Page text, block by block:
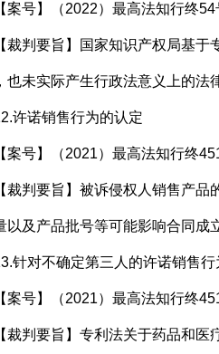
号】（2022）最高法知行终54
要旨】国家知识产权局基于专
也未实际产生行政法意义上的法
诺销售行为的认定
号】（2021）最高法知行终
要旨】被诉侵权人销售产品的
以及产品批号等可能影响合同成
对不确定第三人的许诺销售行
号】（2021）最高法知行终
要旨】专利法关于药品和医疗